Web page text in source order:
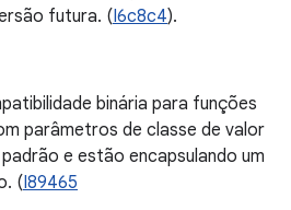
futura. (I6c8c4).
binária para funções
parâmetros de classe de valor
e estão encapsulando um
(I89465